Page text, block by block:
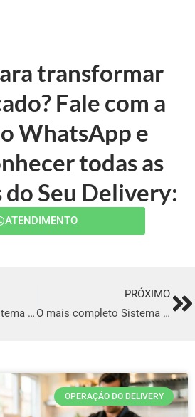
transformar
Fale com a
WhatsApp e
todas as
Seu Delivery:
ATENDIMENTO
O mais completo Sistema para Delivery em Limoeiro do Norte
PRÓXIMO
O mais completo Sistema para Delivery em Santana do Araguaia
OPERAÇÃO DO DELIVERY